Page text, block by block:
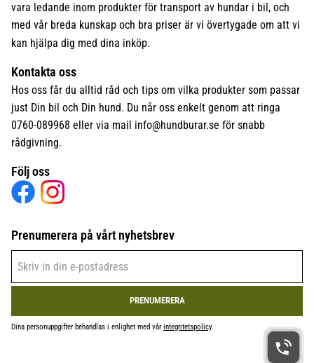
vara ledande inom produkter för transport av hundar i bil, och
med vår breda kunskap och bra priser är vi övertygade om att vi
kan hjälpa dig med dina inköp.
Kontakta oss
Hos oss får du alltid råd och tips om vilka produkter som passar
just Din bil och Din hund. Du når oss enkelt genom att ringa
0760-089968 eller via mail info@hundburar.se för snabb
rådgivning.
Följ oss
Prenumerera på vårt nyhetsbrev
PRENUMERERA
Dina personuppgifter behandlas i enlighet med vårintegritetspolicy.